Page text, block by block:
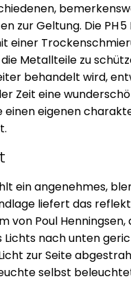
zur Geltung. Die PH
einer
Metallteile zu
behandelt wird,
Zeit eine
einen eigenen
ein angenehmes,
liefert das
von Poul Henningsen,
Lichts nach unten
zur Seite
selbst